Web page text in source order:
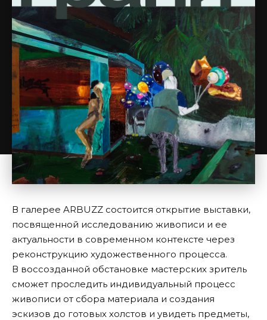
В галерее ARBUZZ состоится открытие выставки,
посвященной исследованию живописи и ее
актуальности в современном контексте через
реконструкцию художественного процесса.
В воссозданной обстановке мастерских зритель
сможет проследить индивидуальный процесс
живописи от сбора материала и создания
эскизов до готовых холстов и увидеть предметы,